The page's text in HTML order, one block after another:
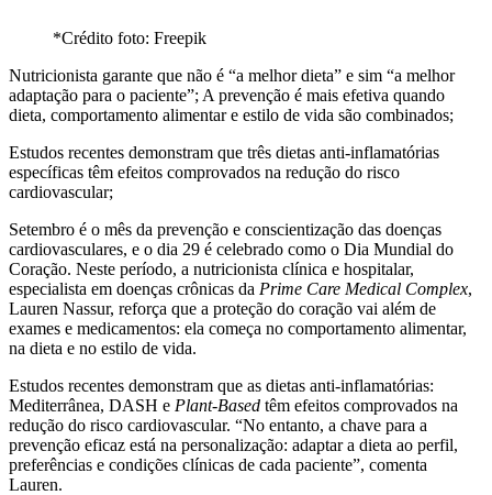
*Crédito foto: Freepik
Nutricionista garante que não é “a melhor dieta” e sim “a melhor
adaptação para o paciente”; A prevenção é mais efetiva quando
dieta, comportamento alimentar e estilo de vida são combinados;
Estudos recentes demonstram que três dietas anti-inflamatórias
específicas têm efeitos comprovados na redução do risco
cardiovascular;
Setembro é o mês da prevenção e conscientização das doenças
cardiovasculares, e o dia 29 é celebrado como o Dia Mundial do
Coração. Neste período, a nutricionista clínica e hospitalar,
especialista em doenças crônicas da Prime Care Medical Complex,
Lauren Nassur, reforça que a proteção do coração vai além de
exames e medicamentos: ela começa no comportamento alimentar,
na dieta e no estilo de vida.
Estudos recentes demonstram que as dietas anti-inflamatórias:
Mediterrânea, DASH e Plant-Based têm efeitos comprovados na
redução do risco cardiovascular. “No entanto, a chave para a
prevenção eficaz está na personalização: adaptar a dieta ao perfil,
preferências e condições clínicas de cada paciente”, comenta
Lauren.